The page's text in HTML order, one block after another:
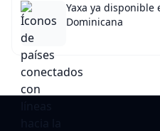
Yaxa ya disponible
Dominicana